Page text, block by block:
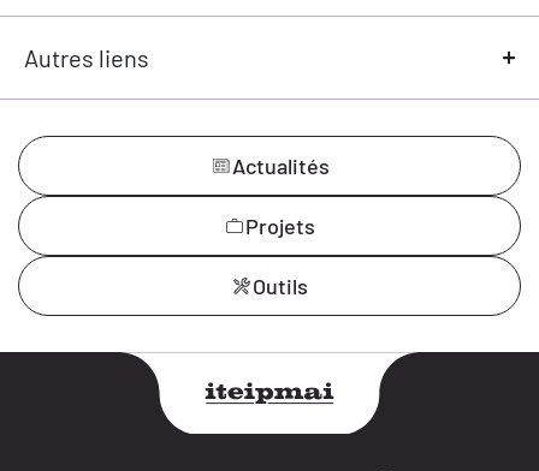
Autres liens
Actualités
Projets
Outils